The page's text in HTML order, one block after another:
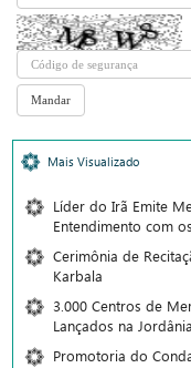
Mais Visualizado
Líder do Irã Emite
Entendimento com
Cerimônia de
Karbala
3.000 Centros de
Lançados na Jordânia
Promotoria do